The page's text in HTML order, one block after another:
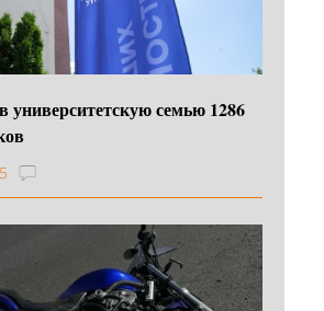
семью 1286